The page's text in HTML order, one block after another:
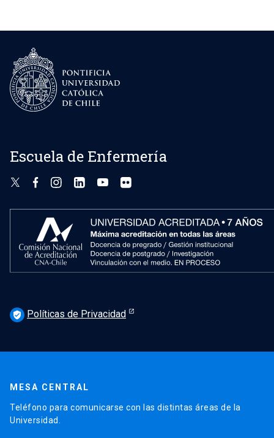
Escuela de Enfermería
verified_user Políticas de Privacidad
MESA CENTRAL
Teléfono para comunicarse con las distintas áreas de la
Universidad.